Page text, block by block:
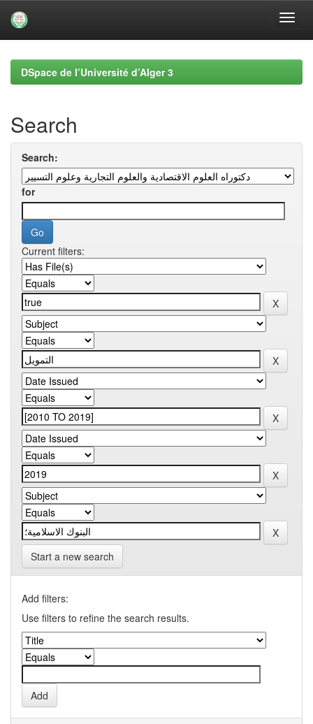
navigationDSpace de l’Université d’Alger 3
Search
Search:
for
Current filters:
Start a new search
Add filters:
Use filters to refine the search results.